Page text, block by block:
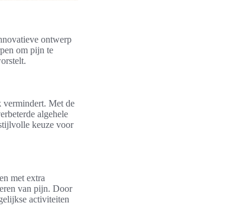
ontwerp
om pijn te
vermindert. Met de
algehele
keuze voor
met extra
van pijn. Door
activiteiten